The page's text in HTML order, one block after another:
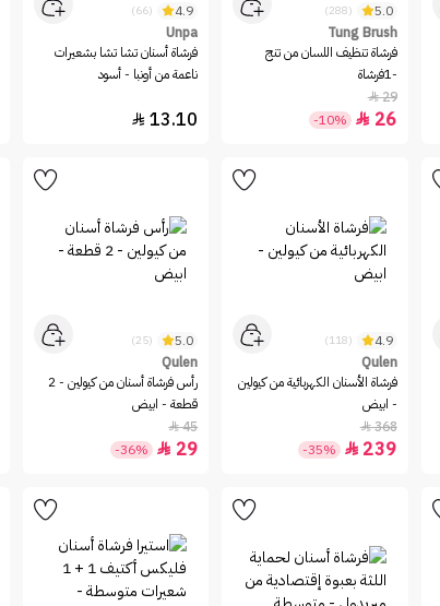
5.0
(288)
Tung Brush
فرشاة تنظيف اللسان من تنج
-1فرشاة
29

26

-10%
4.9
(66)
Unpa
فرشاة أسنان تشا تشا بشعيرات
ناعمة من أونبا - أسود
13.10

4.9
(118)
Qulen
فرشاة الأسنان الكهربائية من كيولين
- ابيض
368

239

-35%
5.0
(25)
Qulen
رأس فرشاة أسنان من كيولين - 2
قطعة - ابيض
45

29

-36%